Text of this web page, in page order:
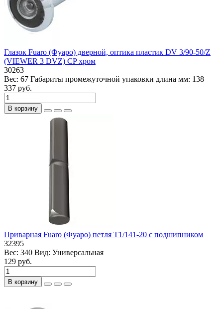
Глазок Fuaro (Фуаро) дверной, оптика пластик DV 3/90-50/Z
(VIEWER 3 DVZ) CP хром
30263
Вес: 67 Габариты промежуточной упаковки длина мм: 138
337 руб.
В корзину
Приварная Fuaro (Фуаро) петля T1/141-20 с подшипником
32395
Вес: 340 Вид: Универсальная
129 руб.
В корзину